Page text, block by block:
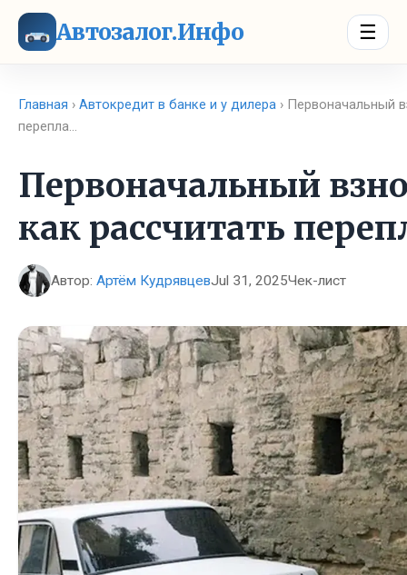
Автозалог.Инфо ☰
Главная › Автокредит в банке и у дилера › Первоначальный
перепла…
Первоначальный
как рассчитать
Автор: Артём КудрявцевJul 31, 2025Чек-лист